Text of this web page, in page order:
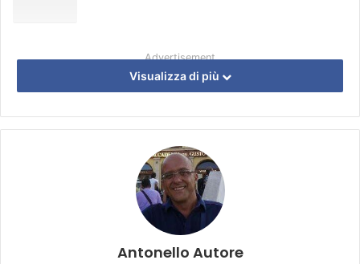
Advertisement
Visualizza di più
Antonello Autore